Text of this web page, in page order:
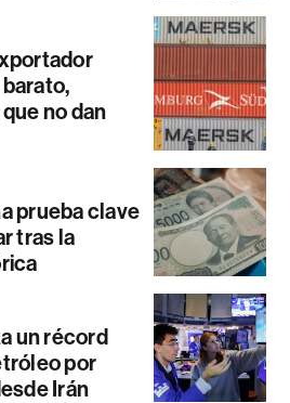
no dan
prueba clave
tras la
un récord
por
Irán